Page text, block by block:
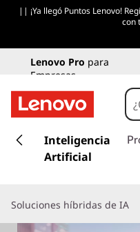
|| ¡Ya llegó Puntos Lenovo!
con
Lenovo Pro para
Empresas
o
Inteligencia
Artificial
Soluciones híbridas de IA